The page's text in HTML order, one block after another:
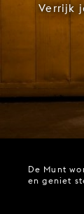
Verrijk
De Munt
en geniet